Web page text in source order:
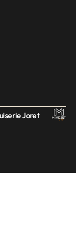
Joret